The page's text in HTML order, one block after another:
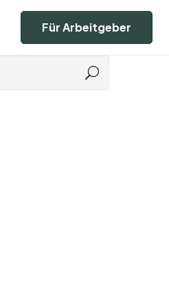
Für Arbeitgeber